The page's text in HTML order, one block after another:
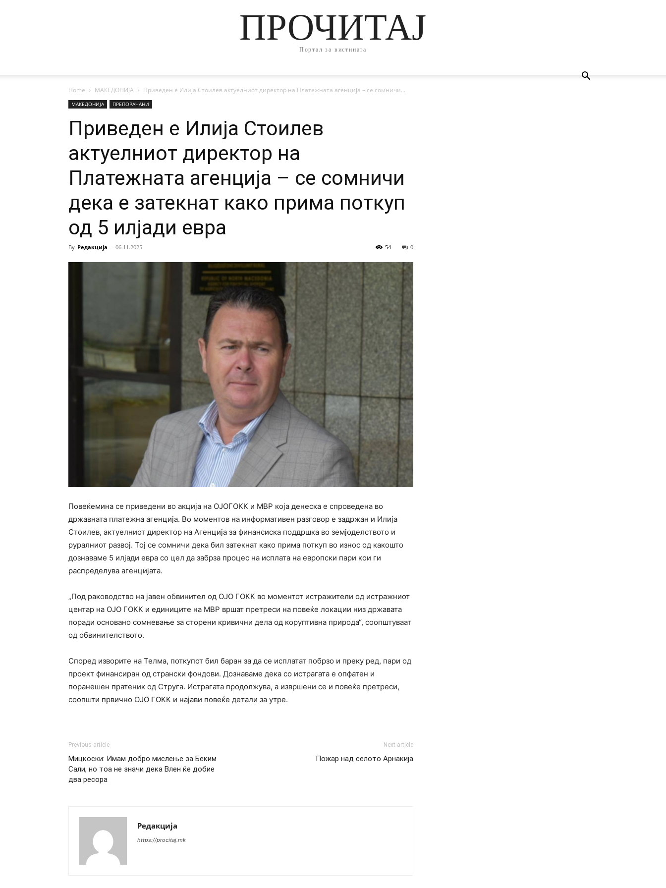
ПРОЧИТАЈ
Портал за вистината
Home МАКЕДОНИЈА Приведен е Илија Стоилев актуелниот директор на Платежната агенција – се сомничи...
МАКЕДОНИЈА ПРЕПОРАЧАНИ
Приведен е Илија Стоилев
актуелниот директор на
Платежната агенција – се сомничи
дека е затекнат како прима поткуп
од 5 илјади евра
By Редакција - 06.11.2025 0
54
Повеќемина се приведени во акција на ОЈОГОКК и МВР која денеска е спроведена во
државната платежна агенција. Во моментов на информативен разговор е задржан и Илија
Стоилев, актуелниот директор на Агенција за финансиска поддршка во земјоделството и
руралниот развој. Тој се сомничи дека бил затекнат како прима поткуп во износ од какошто
дознаваме 5 илјади евра со цел да забрза процес на исплата на европски пари кои ги
распределува агенцијата.
„Под раководство на јавен обвинител од ОЈО ГОКК во моментот истражители од истражниот
центар на ОЈО ГОКК и единиците на МВР вршат претреси на повеќе локации низ државата
поради основано сомневање за сторени кривични дела од коруптивна природа“, соопштуваат
од обвинителството.
Според изворите на Телма, поткупот бил баран за да се исплатат побрзо и преку ред, пари од
проект финансиран од странски фондови. Дознаваме дека со истрагата е опфатен и
поранешен пратеник од Струга. Истрагата продолжува, а извршени се и повеќе претреси,
соопшти првично ОЈО ГОКК и најави повеќе детали за утре.
Previous article
Мицкоски: Имам добро мислење за Беким
Сали, но тоа не значи дека Влен ќе добие
два ресора
Next article
Пожар над селото Арнакија
Редакција
https://procitaj.mk